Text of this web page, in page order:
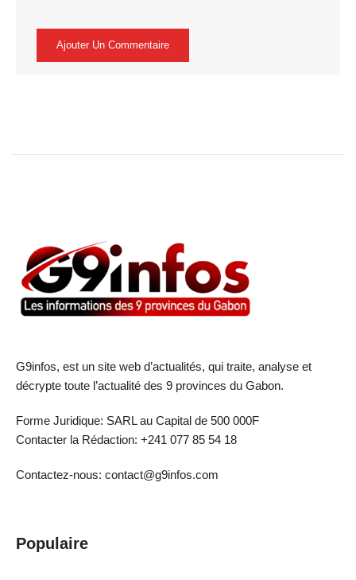
G9infos, est un site web d’actualités, qui traite, analyse et
décrypte toute l’actualité des 9 provinces du Gabon.
Forme Juridique: SARL au Capital de 500 000F
Contacter la Rédaction: +241 077 85 54 18
Contactez-nous: contact@g9infos.com
Populaire